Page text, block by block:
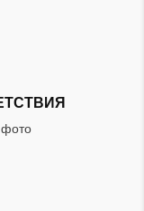
фото